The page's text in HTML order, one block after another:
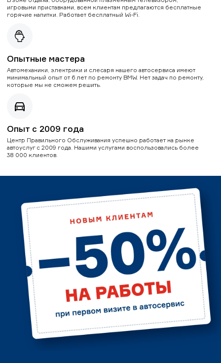
игровыми приставками, всем клиентам предлагаются бесплатные
горячие напитки. Работает бесплатный Wi-Fi.
Опытные мастера
Автомеханики, электрики и слесаря нашего автосервиса имеют
минимальный опыт от 6 лет по ремонту BMW. Нет задач по ремонту,
которые мы не сможем решить.
Опыт с 2009 года
Центр Правильного Обслуживания успешно работает на рынке
автоуслуг с 2009 года. Нашими услугами воспользовались более
38 000 клиентов.